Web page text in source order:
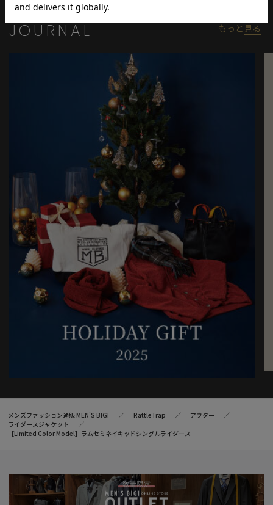
インナーにはビッグシルエットのTシャツがオススメ。
●モノトーンキレイ目スタイル
カーディガン、シャツ（タイドアップ）で大人にこそ似合うコ
カラーはブラック、ホワイト、グレー系でまとめるのがポイン
パンツはスキニーパンツ、黒スキニー、サルエルパンツ、ホワイト
※着用画像は屋外撮影のため光の加減等で仕様が異なる場合があ
ります。ディティールや色味は、物撮り画像を参照してくださ
※製造のタイミングによってブランドの織りネームが変更になる
ことがございます。あらかじめご了承ください。
※着用画像は光の加減等で仕様が異なる場合があります。
※着用画像はサンプルのため仕様が異なる場合があります。
JOURNAL もっと 見る
メンズファッション通販 MEN'S BIGI RattleTrap
アウター
ライダースジャケット
【Limited Color Model】ラムセミネイキッドシングルライダース